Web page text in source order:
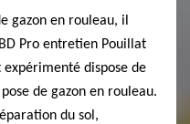
gazon en rouleau, il
Pro entretien Pouillat
dispose de
de gazon en rouleau.
du sol,